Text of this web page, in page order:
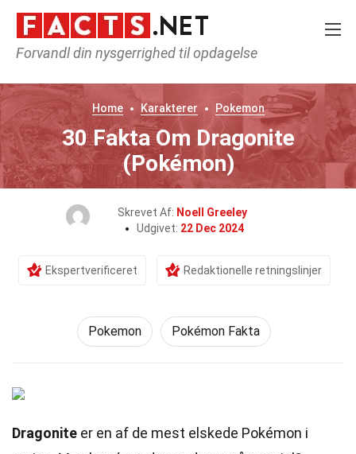
Forvandl din nysgerrighed til opdagelse
Home Karakterer Pokemon
30 Fakta Om Dragonite
(Pokémon)
Skrevet Af: Noell Greeley
Udgivet: 22 Dec 2024
Ekspertverificeret Redaktionelle retningslinjer
Pokemon Pokémon Fakta
Dragonite er en af de mest elskede Pokémon i